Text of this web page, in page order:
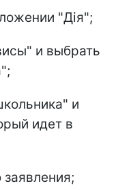
"Дія";
и выбрать
и
идет в